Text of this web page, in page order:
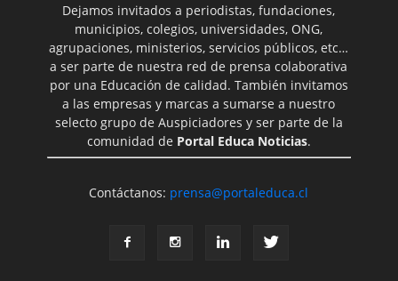
Dejamos invitados a periodistas, fundaciones,
municipios, colegios, universidades, ONG,
agrupaciones, ministerios, servicios públicos, etc…
a ser parte de nuestra red de prensa colaborativa
por una Educación de calidad. También invitamos
a las empresas y marcas a sumarse a nuestro
selecto grupo de Auspiciadores y ser parte de la
comunidad de Portal Educa Noticias.
Contáctanos: prensa@portaleduca.cl